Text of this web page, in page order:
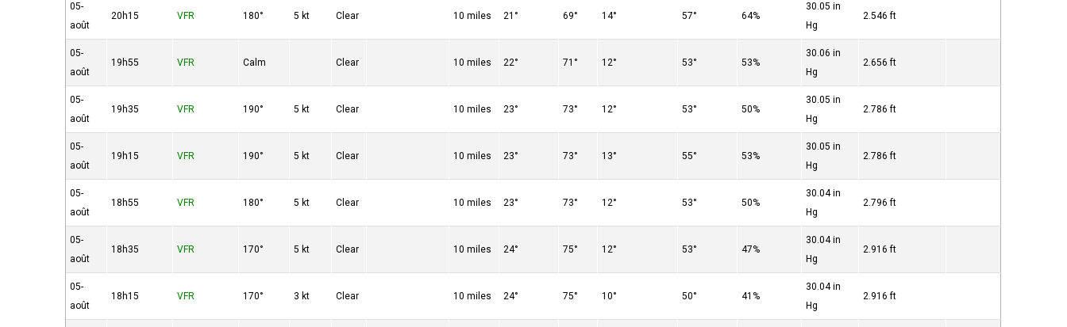
05-
août
20h15 VFR 180° 5 kt Clear 10 miles 21° 69° 14° 57° 64%
30.05 in
Hg
2.546 ft
05-
août
19h55 VFR Calm Clear 10 miles 22° 71° 12° 53° 53%
30.06 in
Hg
2.656 ft
05-
août
19h35 VFR 190° 5 kt Clear 10 miles 23° 73° 12° 53° 50%
30.05 in
Hg
2.786 ft
05-
août
19h15 VFR 190° 5 kt Clear 10 miles 23° 73° 13° 55° 53%
30.05 in
Hg
2.786 ft
05-
août
18h55 VFR 180° 5 kt Clear 10 miles 23° 73° 12° 53° 50%
30.04 in
Hg
2.796 ft
05-
août
18h35 VFR 170° 5 kt Clear 10 miles 24° 75° 12° 53° 47%
30.04 in
Hg
2.916 ft
05-
août
18h15 VFR 170° 3 kt Clear 10 miles 24° 75° 10° 50° 41%
30.04 in
Hg
2.916 ft